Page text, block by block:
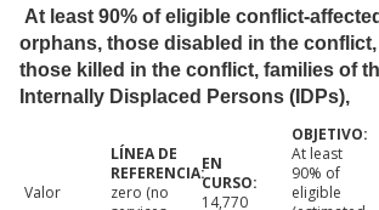
At least 90% of eligible conflict-
orphans, those disabled in the
those killed in the conflict, families of
Internally Displaced Persons (IDPs),
Valor
zero (no
14,770
At least
90% of
eligible